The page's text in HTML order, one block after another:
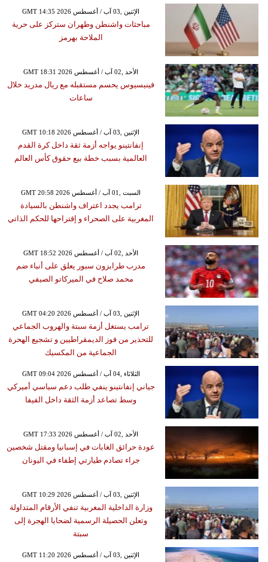
GMT 14:35 2026 الإثنين ,03 آب / أغسطس
مباحثات واشنطن وطهران ستركز على حرية
الملاحة بهرمز
GMT 18:31 2026 الأحد ,02 آب / أغسطس
فينيسيوس يحسم مستقبله مع ريال مدريد خلال
ساعات
GMT 10:18 2026 الإثنين ,03 آب / أغسطس
إنفانتينو يواجه أزمة ثقة داخل كرة القدم
العالمية بسبب خطة بيع حقوق كأس العالم
GMT 20:58 2026 السبت ,01 آب / أغسطس
ترامب يجدد اعتراف واشنطن بالسيادة
المغربية على الصحراء و إقتراحها للحكم الذاتي
GMT 18:52 2026 الأحد ,02 آب / أغسطس
مدرب طرابزون سبور يعلق على أنباء ضم
محمد صلاح في الميركاتو الصيفي
GMT 04:20 2026 الإثنين ,03 آب / أغسطس
ترامب يستغل أزمة سبتة والهروب الجماعي
للتحذير من فوز الديمقراطيين و تشجيع الهحرة
الجماعية من المكسيك
GMT 09:04 2026 الثلاثاء ,04 آب / أغسطس
جياني إنفانتينو ينفي طلب دعم سياسي أميركي
وسط تصاعد أزمة الثقة داخل الفيفا
GMT 17:33 2026 الأحد ,02 آب / أغسطس
عودة حرائق الغابات في إسبانيا ومقتل شخصين
جراء تصادم طيارتي إطفاء في اليونان
GMT 10:29 2026 الإثنين ,03 آب / أغسطس
وزارة الداخلية المغربية تنفي الأرقام المتداولة
وتعلن الحصيلة الرسمية لضحايا الهجرة إلى
سبتة
GMT 11:20 2026 الإثنين ,03 آب / أغسطس